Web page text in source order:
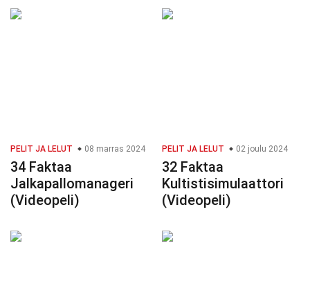
PELIT JA LELUT 08 marras 2024
34 Faktaa
Jalkapallomanageri
(Videopeli)
PELIT JA LELUT 02 joulu 2024
32 Faktaa
Kultistisimulaattori
(Videopeli)